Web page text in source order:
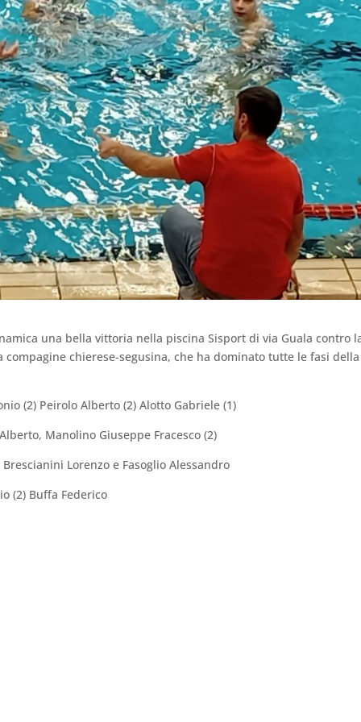
una bella vittoria nella piscina Sisport di via Guala contro
chierese-segusina, che ha dominato tutte le fasi della
(2) Peirolo Alberto (2) Alotto Gabriele (1)
Manolino Giuseppe Fracesco (2)
Lorenzo e Fasoglio Alessandro
(2) Buffa Federico